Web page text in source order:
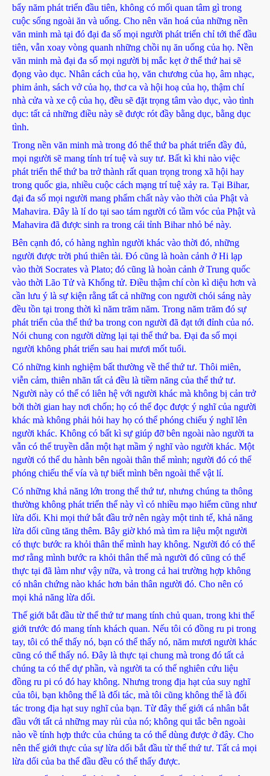
bẩy năm phát triển đầu tiên, không có mối quan tâm gì trong
cuộc sống ngoài ăn và uống. Cho nên văn hoá của những nền
văn minh mà tại đó đại đa số mọi người phát triển chỉ tới thể đầu
tiên, vẫn xoay vòng quanh những chồi nụ ăn uống của họ. Nền
văn minh mà đại đa số mọi người bị mắc kẹt ở thể thứ hai sẽ
đọng vào dục. Nhân cách của họ, văn chương của họ, âm nhạc,
phim ảnh, sách vở của họ, thơ ca và hội hoạ của họ, thậm chí
nhà cửa và xe cộ của họ, đều sẽ đặt trọng tâm vào dục, vào tình
dục: tất cả những điều này sẽ được rót đầy bằng dục, bằng dục
tình.
Trong nền văn minh mà trong đó thể thứ ba phát triển đầy đủ,
mọi người sẽ mang tính trí tuệ và suy tư. Bất kì khi nào việc
phát triển thể thứ ba trở thành rất quan trọng trong xã hội hay
trong quốc gia, nhiều cuộc cách mạng trí tuệ xảy ra. Tại Bihar,
đại đa số mọi người mang phẩm chất này vào thời của Phật và
Mahavira. Đây là lí do tại sao tám người có tầm vóc của Phật và
Mahavira đã được sinh ra trong cái tỉnh Bihar nhỏ bé này.
Bên cạnh đó, có hàng nghìn người khác vào thời đó, những
người được trời phú thiên tài. Đó cũng là hoàn cảnh ở Hi lạp
vào thời Socrates và Plato; đó cũng là hoàn cảnh ở Trung quốc
vào thời Lão Tử và Khổng tử. Điều thậm chí còn kì diệu hơn và
cần lưu ý là sự kiện rằng tất cả những con người chói sáng này
đều tồn tại trong thời kì năm trăm năm. Trong năm trăm đó sự
phát triển của thể thứ ba trong con người đã đạt tới đỉnh của nó.
Nói chung con người dừng lại tại thể thứ ba. Đại đa số mọi
người không phát triển sau hai mươi mốt tuổi.
Có những kinh nghiệm bất thường về thể thứ tư. Thôi miên,
viễn cảm, thiên nhãn tất cả đều là tiềm năng của thể thứ tư.
Người này có thể có liên hệ với người khác mà không bị cản trở
bởi thời gian hay nơi chốn; họ có thể đọc được ý nghĩ của người
khác mà không phải hỏi hay họ có thể phóng chiếu ý nghĩ lên
người khác. Không có bất kì sự giúp đỡ bên ngoài nào người ta
vẫn có thể truyền dẫn một hạt mầm ý nghĩ vào người khác. Một
người có thể du hành bên ngoài thân thể mình; người đó có thể
phóng chiếu thể vía và tự biết mình bên ngoài thể vật lí.
Có những khả năng lớn trong thể thứ tư, nhưng chúng ta thông
thường không phát triển thể này vì có nhiều mạo hiểm cũng như
lừa dối. Khi mọi thứ bắt đầu trở nên ngày một tinh tế, khả năng
lừa dối cũng tăng thêm. Bây giờ khó mà tìm ra liệu một người
có thực bước ra khỏi thân thể mình hay không. Người đó có thể
mơ rằng mình bước ra khỏi thân thể mà người đó cũng có thể
thực tại đã làm như vậy nữa, và trong cả hai trường hợp không
có nhân chứng nào khác hơn bản thân người đó. Cho nên có
mọi khả năng lừa dối.
Thế giới bắt đầu từ thể thứ tư mang tính chủ quan, trong khi thế
giới trước đó mang tính khách quan. Nếu tôi có đồng ru pi trong
tay, tôi có thể thấy nó, bạn có thể thấy nó, năm mươi người khác
cũng có thể thấy nó. Đây là thực tại chung mà trong đó tất cả
chúng ta có thể dự phần, và người ta có thể nghiên cứu liệu
đồng ru pi có đó hay không. Nhưng trong địa hạt của suy nghĩ
của tôi, bạn không thể là đối tác, mà tôi cũng không thể là đối
tác trong địa hạt suy nghĩ của bạn. Từ đây thế giới cá nhân bắt
đầu với tất cả những may rủi của nó; không qui tắc bên ngoài
nào về tính hợp thức của chúng ta có thể dùng được ở đây. Cho
nên thế giới thực của sự lừa dối bắt đầu từ thể thứ tư. Tất cả mọi
lừa dối của ba thể đầu đều có thể thấy được.